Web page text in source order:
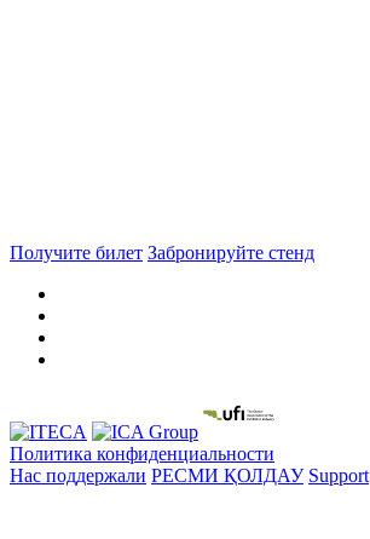
Получите билет Забронируйте стенд
Политика конфиденциальности
Нас поддержали РЕСМИ ҚОЛДАУ Support